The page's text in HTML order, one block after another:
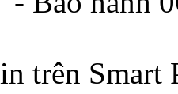
trên Smart